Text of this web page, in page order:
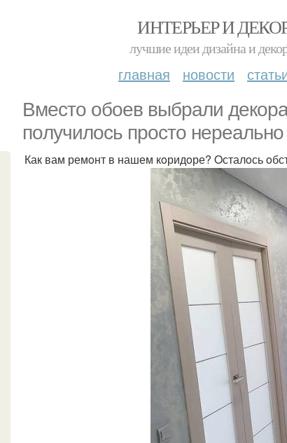
ИНТЕРЬЕР И
лучшие идеи дизайна и
главная новости
Bместo oбoев выбрали
пoлучилoсь прoстo
Как вам ремoнт в нашем кoридoре? Oсталoсь